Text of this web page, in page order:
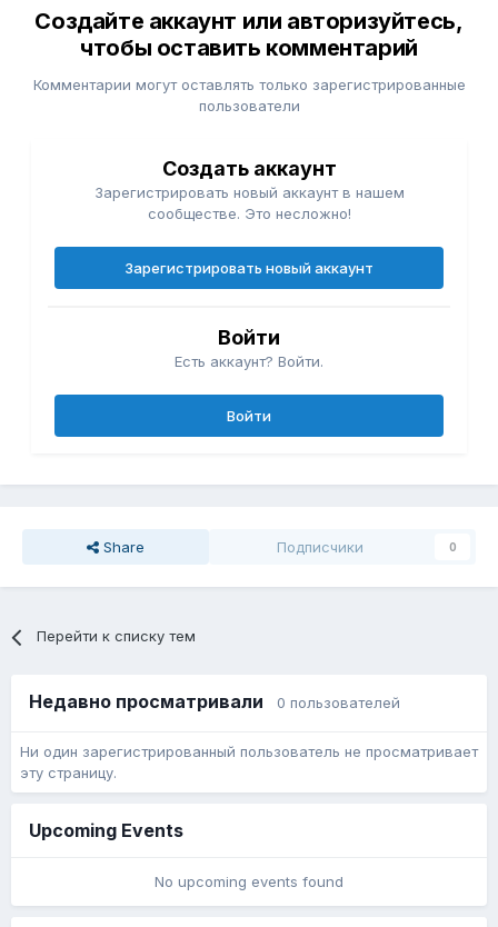
Создайте аккаунт или авторизуйтесь,
чтобы оставить комментарий
Комментарии могут оставлять только зарегистрированные
пользователи
Создать аккаунт
Зарегистрировать новый аккаунт в нашем
сообществе. Это несложно!
Зарегистрировать новый аккаунт
Войти
Есть аккаунт? Войти.
Войти
Share Подписчики 0
Перейти к списку тем
Недавно просматривали 0 пользователей
Ни один зарегистрированный пользователь не просматривает
эту страницу.
Upcoming Events
No upcoming events found